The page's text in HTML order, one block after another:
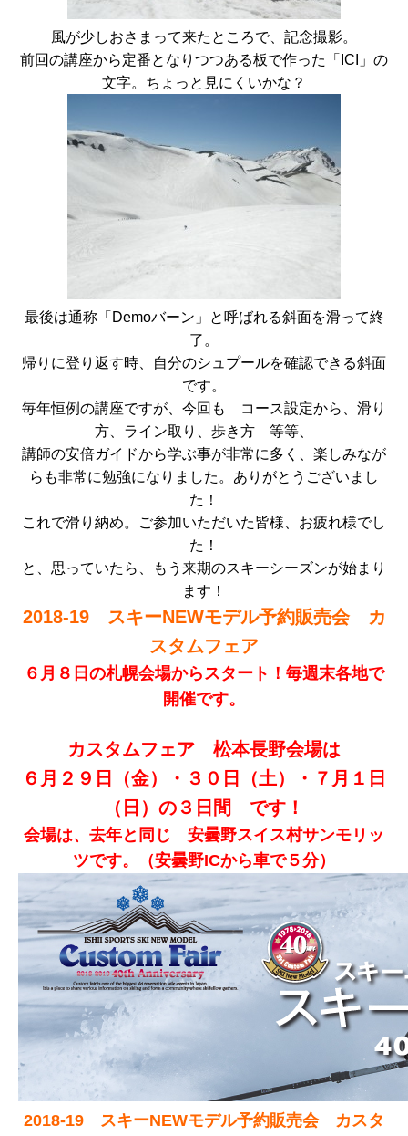
風が少しおさまって来たところで、記念撮影。
前回の講座から定番となりつつある板で作った「ICI」の
文字。ちょっと見にくいかな？
最後は通称「Demoバーン」と呼ばれる斜面を滑って終
了。
帰りに登り返す時、自分のシュプールを確認できる斜面
です。
毎年恒例の講座ですが、今回も コース設定から、滑り
方、ライン取り、歩き方 等等、
講師の安倍ガイドから学ぶ事が非常に多く、楽しみなが
らも非常に勉強になりました。ありがとうございまし
た！
これで滑り納め。ご参加いただいた皆様、お疲れ様でし
た！
と、思っていたら、もう来期のスキーシーズンが始まり
ます！
2018-19 スキーNEWモデル予約販売会 カ
スタムフェア
６月８日の札幌会場からスタート！毎週末各地で
開催です。
カスタムフェア 松本長野会場は
６月２９日（金）・３０日（土）・７月１日
（日）の３日間 です！
会場は、去年と同じ 安曇野スイス村サンモリッ
ツです。（安曇野ICから車で５分）
2018-19 スキーNEWモデル予約販売会 カスタ